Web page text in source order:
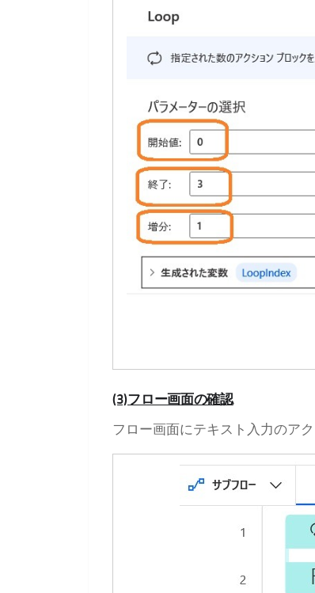
(3)フロー画面の確認
フロー画面にテキスト入力のア